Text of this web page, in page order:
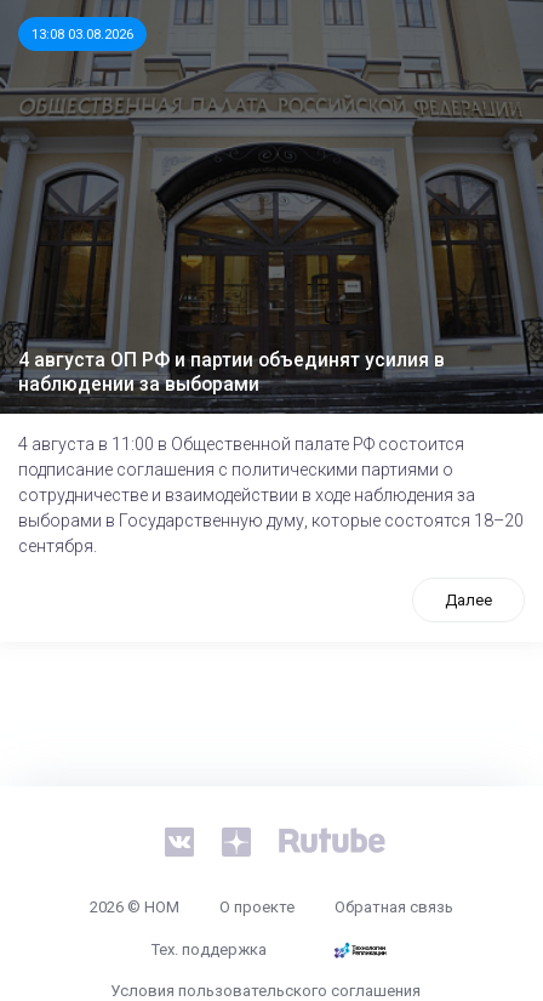
13:08 03.08.2026
4 августа ОП РФ и партии объединят усилия в
наблюдении за выборами
4 августа в 11:00 в Общественной палате РФ состоится
подписание соглашения с политическими партиями о
сотрудничестве и взаимодействии в ходе наблюдения за
выборами в Государственную думу, которые состоятся 18–20
сентября.
Далее
2026 © НОМ О проекте Обратная связь
Тех. поддержка
Условия пользовательского соглашения